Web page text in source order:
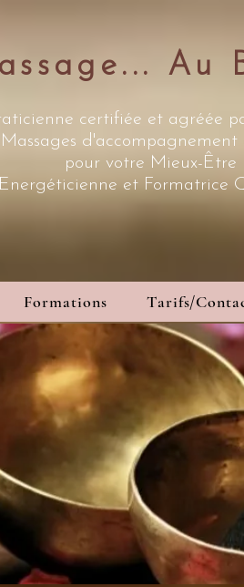
Au
certifiée et agréée
pour votre Mieux-Être
Energéticienne et Formatrice
Formations Tarifs/